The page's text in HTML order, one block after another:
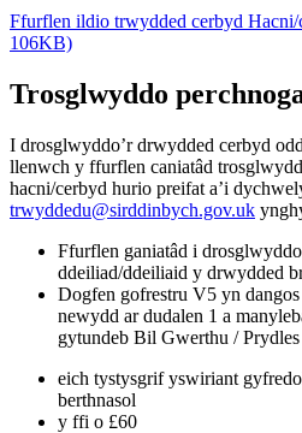
Ffurflen ildio trwydded cerbyd
106KB)
Trosglwyddo
I drosglwyddo’r drwydded cerbyd
llenwch y ffurflen caniatâd
hacni/cerbyd hurio preifat a’i
trwyddedu@sirddinbych.gov.uk
Ffurflen ganiatâd i
ddeiliad/ddeiliaid y drwydded
Dogfen gofrestru V5 yn
newydd ar dudalen 1 a
gytundeb Bil Gwerthu /
eich tystysgrif yswiriant
berthnasol
y ffi o £60